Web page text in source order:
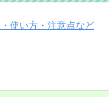
使い方・注意点など